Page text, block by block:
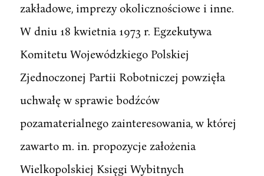
zakładowe, imprezy okolicznościowe i inne.
W dniu 18 kwietnia 1973 r. Egzekutywa
Komitetu Wojewódzkiego Polskiej
Zjednoczonej Partii Robotniczej powzięła
uchwałę w sprawie bodźców
pozamaterialnego zainteresowania, w której
zawarto m. in. propozycje założenia
Wielkopolskiej Księgi Wybitnych